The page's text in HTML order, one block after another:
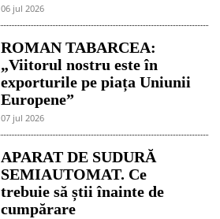
06 jul 2026
ROMAN TABARCEA:
„Viitorul nostru este în
exporturile pe piața Uniunii
Europene”
07 jul 2026
APARAT DE SUDURĂ
SEMIAUTOMAT. Ce
trebuie să știi înainte de
cumpărare